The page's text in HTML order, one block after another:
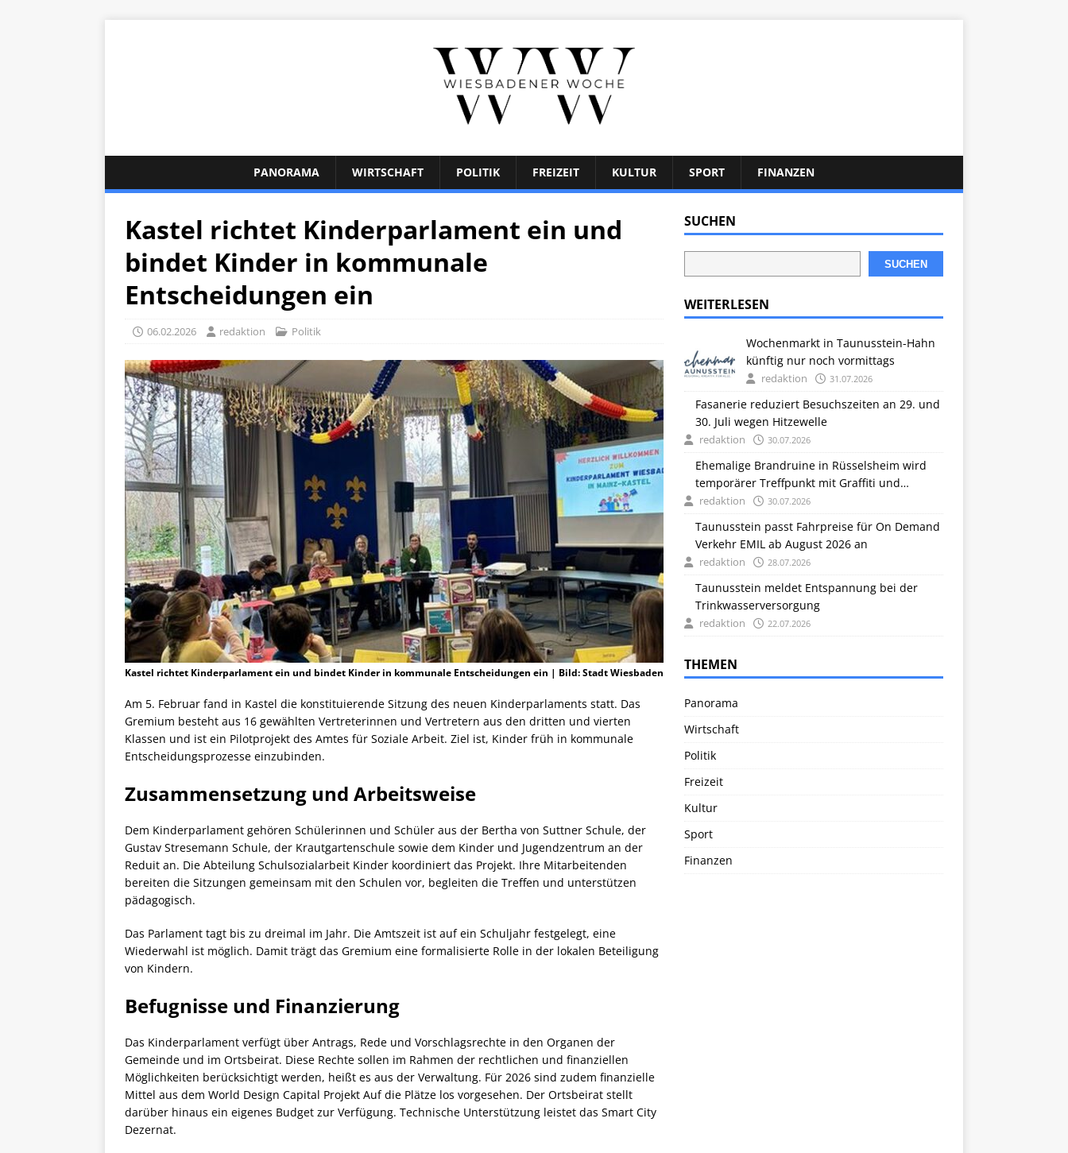
PANORAMA WIRTSCHAFT POLITIK FREIZEIT KULTUR SPORT FINANZEN
Kastel richtet Kinderparlament ein und
bindet Kinder in kommunale
Entscheidungen ein
06.02.2026 redaktion Politik
Kastel richtet Kinderparlament ein und bindet Kinder in kommunale Entscheidungen ein | Bild: Stadt Wiesbaden
Am 5. Februar fand in Kastel die konstituierende Sitzung des neuen Kinderparlaments statt. Das
Gremium besteht aus 16 gewählten Vertreterinnen und Vertretern aus den dritten und vierten
Klassen und ist ein Pilotprojekt des Amtes für Soziale Arbeit. Ziel ist, Kinder früh in kommunale
Entscheidungsprozesse einzubinden.
Zusammensetzung und Arbeitsweise
Dem Kinderparlament gehören Schülerinnen und Schüler aus der Bertha von Suttner Schule, der
Gustav Stresemann Schule, der Krautgartenschule sowie dem Kinder und Jugendzentrum an der
Reduit an. Die Abteilung Schulsozialarbeit Kinder koordiniert das Projekt. Ihre Mitarbeitenden
bereiten die Sitzungen gemeinsam mit den Schulen vor, begleiten die Treffen und unterstützen
pädagogisch.
Das Parlament tagt bis zu dreimal im Jahr. Die Amtszeit ist auf ein Schuljahr festgelegt, eine
Wiederwahl ist möglich. Damit trägt das Gremium eine formalisierte Rolle in der lokalen Beteiligung
von Kindern.
Befugnisse und Finanzierung
Das Kinderparlament verfügt über Antrags, Rede und Vorschlagsrechte in den Organen der
Gemeinde und im Ortsbeirat. Diese Rechte sollen im Rahmen der rechtlichen und finanziellen
Möglichkeiten berücksichtigt werden, heißt es aus der Verwaltung. Für 2026 sind zudem finanzielle
Mittel aus dem World Design Capital Projekt Auf die Plätze los vorgesehen. Der Ortsbeirat stellt
darüber hinaus ein eigenes Budget zur Verfügung. Technische Unterstützung leistet das Smart City
Dezernat.
SUCHEN
SUCHEN
WEITERLESEN
Wochenmarkt in Taunusstein-Hahn
künftig nur noch vormittags
redaktion 31.07.2026
Fasanerie reduziert Besuchszeiten an 29. und
30. Juli wegen Hitzewelle
redaktion 30.07.2026
Ehemalige Brandruine in Rüsselsheim wird
temporärer Treffpunkt mit Graffiti und
Begrünung
redaktion 30.07.2026
Taunusstein passt Fahrpreise für On Demand
Verkehr EMIL ab August 2026 an
redaktion 28.07.2026
Taunusstein meldet Entspannung bei der
Trinkwasserversorgung
redaktion 22.07.2026
THEMEN
Panorama
Wirtschaft
Politik
Freizeit
Kultur
Sport
Finanzen